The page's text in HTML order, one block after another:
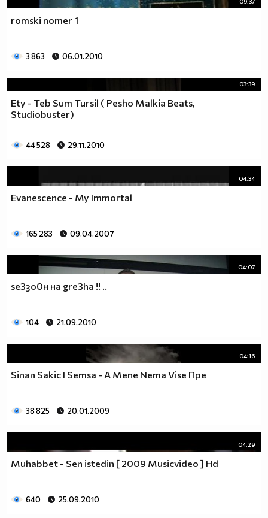
romski nomer 1
3 863 06.01.2010
03:39
Ety - Teb Sum Tursil ( Pesho Malkia Beats,
Studiobuster)
44 528 29.11.2010
04:34
Evanescence - My Immortal
165 283 09.04.2007
04:07
sе3зо0н на gre3ha !! ..
104 21.09.2010
04:16
Sinan Sakic I Semsa - A Mene Nema Vise Пре
38 825 20.01.2009
04:29
Muhabbet - Sen istedin [ 2009 Musicvideo ] Hd
640 25.09.2010